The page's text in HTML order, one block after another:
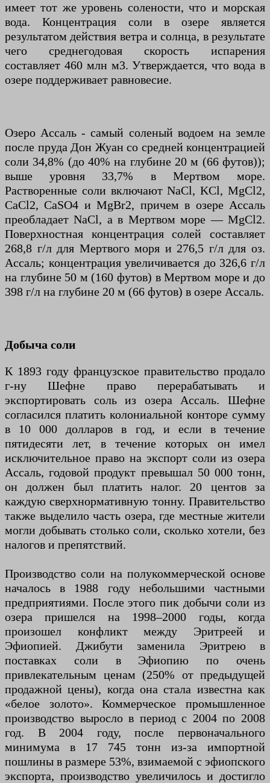
имеет тот же уровень солености, что и морская
вода. Концентрация соли в озере является
результатом действия ветра и солнца, в результате
чего среднегодовая скорость испарения
составляет 460 млн м3. Утверждается, что вода в
озере поддерживает равновесие.
Озеро Ассаль - самый соленый водоем на земле
после пруда Дон Жуан со средней концентрацией
соли 34,8% (до 40% на глубине 20 м (66 футов));
выше уровня 33,7% в Мертвом море.
Растворенные соли включают NaCl, KCl, MgCl2,
CaCl2, CaSO4 и MgBr2, причем в озере Ассаль
преобладает NaCl, а в Мертвом море — MgCl2.
Поверхностная концентрация солей составляет
268,8 г/л для Мертвого моря и 276,5 г/л для оз.
Ассаль; концентрация увеличивается до 326,6 г/л
на глубине 50 м (160 футов) в Мертвом море и до
398 г/л на глубине 20 м (66 футов) в озере Ассаль.
Добыча соли
К 1893 году французское правительство продало
г-ну Шефне право перерабатывать и
экспортировать соль из озера Ассаль. Шефне
согласился платить колониальной конторе сумму
в 10 000 долларов в год, и если в течение
пятидесяти лет, в течение которых он имел
исключительное право на экспорт соли из озера
Ассаль, годовой продукт превышал 50 000 тонн,
он должен был платить налог. 20 центов за
каждую сверхнормативную тонну. Правительство
также выделило часть озера, где местные жители
могли добывать столько соли, сколько хотели, без
налогов и препятствий.
Производство соли на полукоммерческой основе
началось в 1988 году небольшими частными
предприятиями. После этого пик добычи соли из
озера пришелся на 1998–2000 годы, когда
произошел конфликт между Эритреей и
Эфиопией. Джибути заменила Эритрею в
поставках соли в Эфиопию по очень
привлекательным ценам (250% от предыдущей
продажной цены), когда она стала известна как
«белое золото». Коммерческое промышленное
производство выросло в период с 2004 по 2008
год. В 2004 году, после первоначального
минимума в 17 745 тонн из-за импортной
пошлины в размере 53%, взимаемой с эфиопского
экспорта, производство увеличилось и достигло